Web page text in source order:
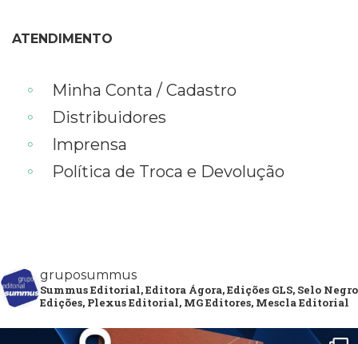
ATENDIMENTO
Minha Conta / Cadastro
Distribuidores
Imprensa
Política de Troca e Devolução
gruposummus
Summus Editorial, Editora Ágora, Edições GLS, Selo Negro
Edições, Plexus Editorial, MG Editores, Mescla Editorial